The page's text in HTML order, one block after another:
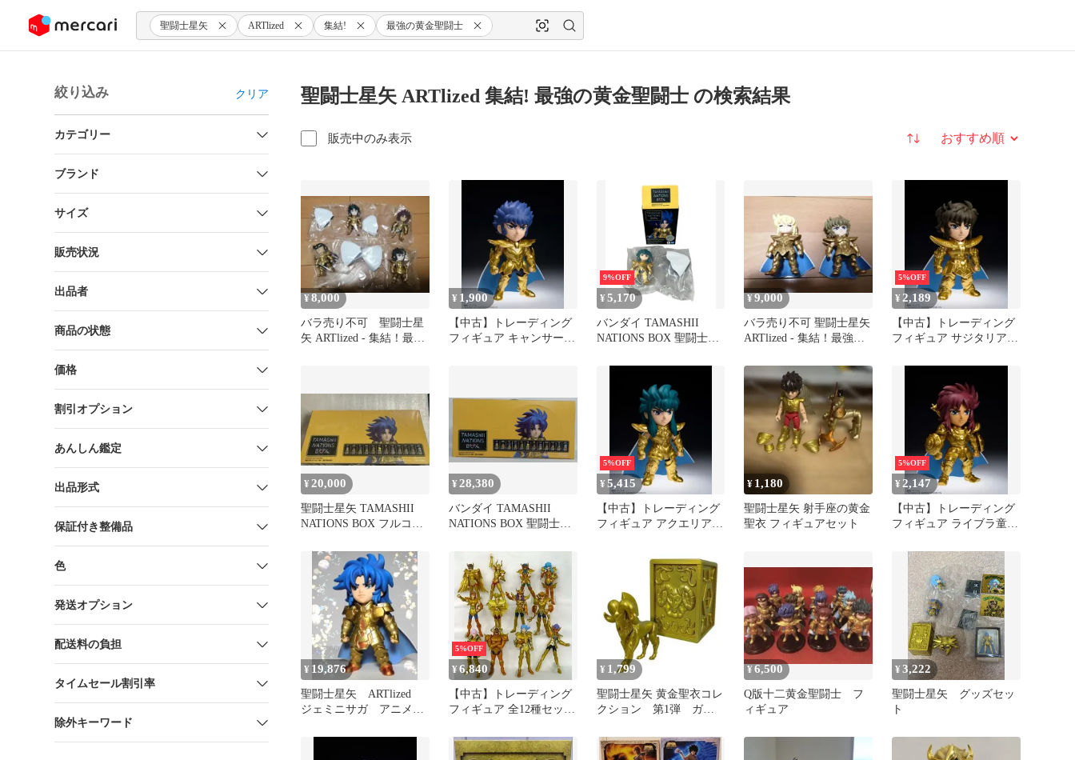
ツにスキップ 聖闘士星矢 ARTlized 集結! 最強の黄金聖闘士
絞り込み クリア
カテゴリー
ブランド
サイズ
販売状況
出品者
商品の状態
価格
割引オプション
あんしん鑑定
出品形式
保証付き整備品
色
発送オプション
配送料の負担
タイムセール割引率
除外キーワード
聖闘士星矢 ARTlized 集結! 最強の黄金聖闘士 の検索結果
販売中のみ表示 並び替え
¥8,000
バラ売り不可 聖闘士星
矢 ARTlized - 集結！最強
¥ 1,900
【中古】トレーディング
フィギュア キャンサーデ
黄金聖闘士-」
9%OFF
¥5,170
バンダイ TAMASHII
NATIONS BOX 聖闘士星
黄金聖闘士- アクエリア
スカミュ フィギュア
¥9,000
バラ売り不可 聖闘士星矢
ARTlized - 集結！最強の
5%OFF
¥ 2,189
【中古】トレーディング
フィギュア サジタリアス
NATIONS BOX 聖闘士星
矢 ARTlized -集結!最強の
黄金聖闘士-」
¥ 20,000
聖闘士星矢 TAMASHII
NATIONS BOX フルコン
¥ 28,380
バンダイ TAMASHII
NATIONS BOX 聖闘士星
12種セット-集結!最強の
黄金聖闘士
5%OFF
¥5,415
【中古】トレーディング
フィギュア アクエリアス
矢 ARTlized -集結!最強の
黄金聖闘士-」
¥ 1,180
聖闘士星矢 射手座の黄金
聖衣 フィギュアセット
5%OFF
¥ 2,147
【中古】トレーディング
フィギュア ライブラ童虎
BOX 聖闘士星矢 ARTlized
-集結!最強の黄金聖闘
士-」
¥ 19,876
聖闘士星矢 ARTlized
ジェミニサガ アニメカ
5%OFF
¥6,840
【中古】トレーディング
フィギュア 全12種セット
聖闘士スペシャル」
¥ 1,799
聖闘士星矢 黄金聖衣コレ
クション 第1弾 ガチ
¥6,500
Q版十二黄金聖闘士 フ
ィギュア
¥3,222
聖闘士星矢 グッズセッ
ト